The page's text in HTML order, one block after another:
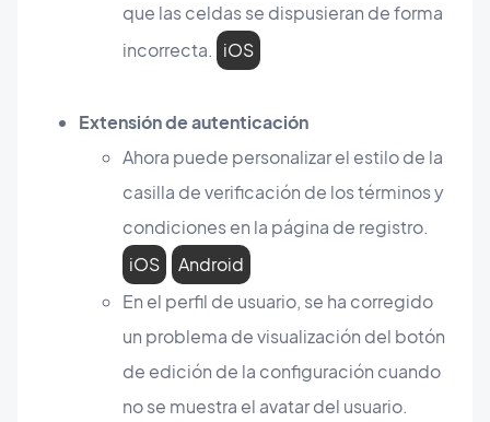
que las celdas se dispusieran de forma
incorrecta. iOS
Extensión de autenticación
Ahora puede personalizar el estilo de la
casilla de verificación de los términos y
condiciones en la página de registro.
iOS
Android
En el perfil de usuario, se ha corregido
un problema de visualización del botón
de edición de la configuración cuando
no se muestra el avatar del usuario.